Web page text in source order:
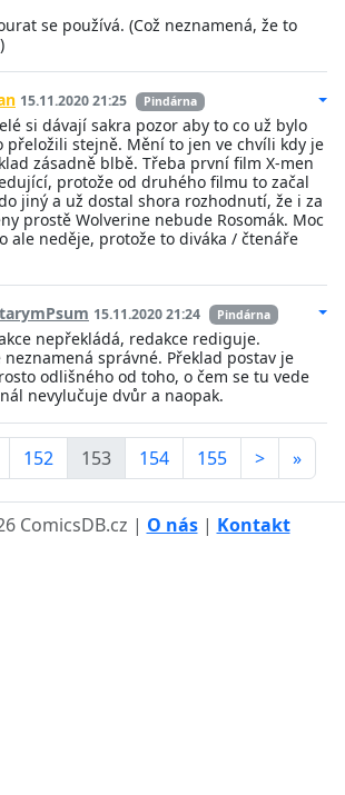
se používá. (Což neznamená, že to
15.11.2020 21:25 Pindárna
si dávají sakra pozor aby to co už bylo
přeložili stejně. Mění to jen ve chvíli kdy je
zásadně blbě. Třeba první film X-men
protože od druhého filmu to začal
jiný a už dostal shora rozhodnutí, že i za
prostě Wolverine nebude Rosomák. Moc
ale neděje, protože to diváka / čtenáře
15.11.2020 21:24 Pindárna
nepřekládá, redakce rediguje.
neznamená správné. Překlad postav je
odlišného od toho, o čem se tu vede
nevylučuje dvůr a naopak.
152 153 154 155 > »
ComicsDB.cz | O nás| Kontakt